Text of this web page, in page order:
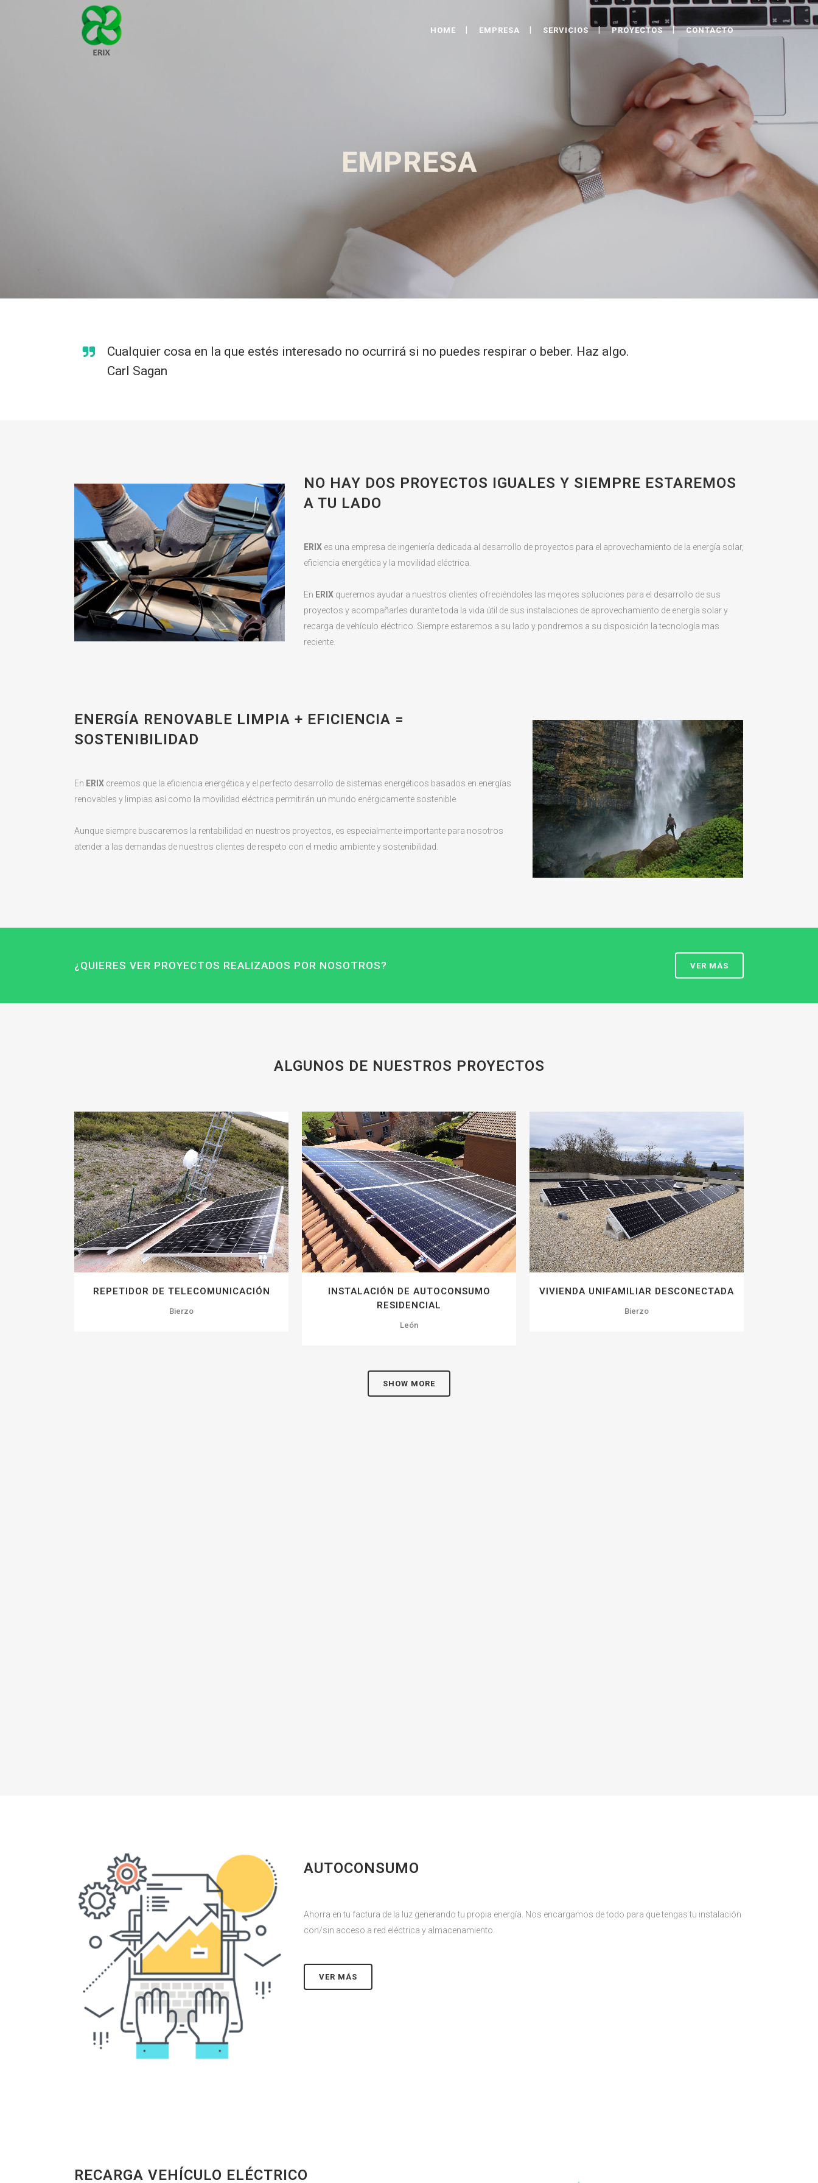
HOME EMPRESA SERVICIOS PROYECTOS CONTACTO
EMPRESA
Cualquier cosa en la que estés interesado no ocurrirá si no puedes respirar o beber. Haz algo.
Carl Sagan
NO HAY DOS PROYECTOS IGUALES Y SIEMPRE ESTAREMOS
A TU LADO
ERIXes una empresa de ingeniería dedicada al desarrollo de proyectos para el aprovechamiento de la energía solar,
eficiencia energética y la movilidad eléctrica.
En ERIXqueremos ayudar a nuestros clientes ofreciéndoles las mejores soluciones para el desarrollo de sus
proyectos y acompañarles durante toda la vida útil de sus instalaciones de aprovechamiento de energía solar y
recarga de vehículo eléctrico. Siempre estaremos a su lado y pondremos a su disposición la tecnología mas
reciente.
ENERGÍA RENOVABLE LIMPIA + EFICIENCIA =
SOSTENIBILIDAD
En ERIX creemos que la eficiencia energética y el perfecto desarrollo de sistemas energéticos basados en energías
renovables y limpias así como la movilidad eléctrica permitirán un mundo enérgicamente sostenible.
Aunque siempre buscaremos la rentabilidad en nuestros proyectos, es especialmente importante para nosotros
atender a las demandas de nuestros clientes de respeto con el medio ambiente y sostenibilidad.
¿QUIERES VER PROYECTOS REALIZADOS POR NOSOTROS? VER MÁS
ALGUNOS DE NUESTROS PROYECTOS
ZOOM VIEW 36LIKES
REPETIDOR DE TELECOMUNICACIÓN
Bierzo
ZOOM VIEW 43LIKES
INSTALACIÓN DE AUTOCONSUMO
RESIDENCIAL
León
ZOOM VIEW 41LIKES
VIVIENDA UNIFAMILIAR DESCONECTADA
Bierzo
SHOW MORE
AUTOCONSUMO
Ahorra en tu factura de la luz generando tu propia energía. Nos encargamos de todo para que tengas tu instalación
con/sin acceso a red eléctrica y almacenamiento.
VER MÁS
RECARGA VEHÍCULO ELÉCTRICO